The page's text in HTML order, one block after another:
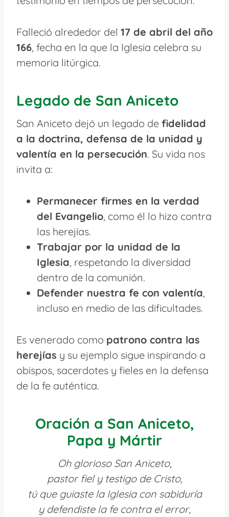
Falleció alrededor del 17 de abril del año
166, fecha en la que la Iglesia celebra su
memoria litúrgica.
Legado de San Aniceto
San Aniceto dejó un legado de fidelidad
a la doctrina, defensa de la unidad y
valentía en la persecución. Su vida nos
invita a:
Permanecer firmes en la verdad
del Evangelio, como él lo hizo contra
las herejías.
Trabajar por la unidad de la
Iglesia, respetando la diversidad
dentro de la comunión.
Defender nuestra fe con valentía,
incluso en medio de las dificultades.
Es venerado como patrono contra las
herejías y su ejemplo sigue inspirando a
obispos, sacerdotes y fieles en la defensa
de la fe auténtica.
Oración a San Aniceto,
Papa y Mártir
Oh glorioso San Aniceto,
pastor fiel y testigo de Cristo,
tú que guiaste la Iglesia con sabiduría
y defendiste la fe contra el error,